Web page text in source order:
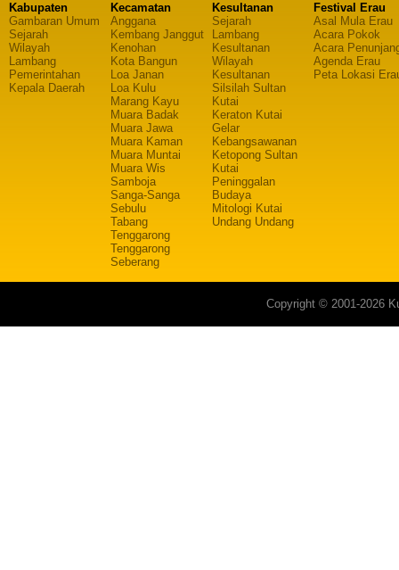
Kabupaten
Gambaran Umum
Sejarah
Wilayah
Lambang
Pemerintahan
Kepala Daerah
Kecamatan
Anggana
Kembang Janggut
Kenohan
Kota Bangun
Loa Janan
Loa Kulu
Marang Kayu
Muara Badak
Muara Jawa
Muara Kaman
Muara Muntai
Muara Wis
Samboja
Sanga-Sanga
Sebulu
Tabang
Tenggarong
Tenggarong
Seberang
Kesultanan
Sejarah
Lambang
Kesultanan
Wilayah
Kesultanan
Silsilah Sultan
Kutai
Keraton Kutai
Gelar
Kebangsawanan
Ketopong Sultan
Kutai
Peninggalan
Budaya
Mitologi Kutai
Undang Undang
Festival Erau
Asal Mula Erau
Acara Pokok
Acara
Agenda Erau
Peta Lokasi
Copyright © 2001-2026